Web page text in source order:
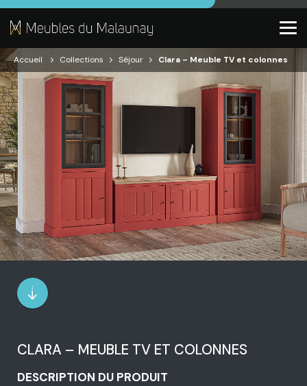
Accueil Collections Séjour Clara – Meuble TV et colonnes
CLARA – MEUBLE TV ET COLONNES
DESCRIPTION DU PRODUIT